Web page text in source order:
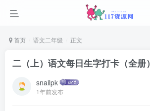
首页 语文二年级 正文
二（上）语文每日生字打卡（全册）
snailpk
1年前发布